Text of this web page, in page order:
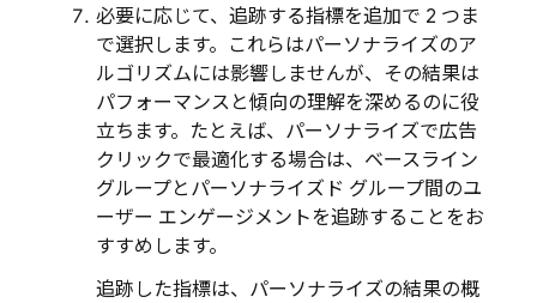
必要に応じて、追跡する指標を追加で 2 つま
で選択します。これらはパーソナライズのア
ルゴリズムには影響しませんが、その結果は
パフォーマンスと傾向の理解を深めるのに役
立ちます。たとえば、パーソナライズで広告
クリックで最適化する場合は、ベースライン
グループとパーソナライズド グループ間のユ
ーザー エンゲージメントを追跡することをお
すすめします。
追跡した指標は、パーソナライズの結果の概